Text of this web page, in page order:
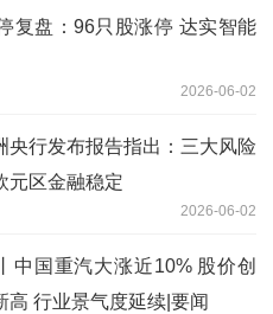
复盘：96只股涨停 达实智能
2026-06-02
央行发布报告指出：三大风险
元区金融稳定
2026-06-02
中国重汽大涨近10% 股价创
高 行业景气度延续|要闻